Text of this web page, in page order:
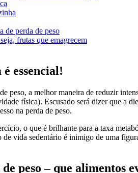
de perda de peso
frutas que emagrecem
essencial!
peso, a melhor maneira de reduzir
física). Escusado será dizer que a
na perda de peso.
o que é brilhante para a taxa
vida sedentário é inimigo de uma
peso – que alimentos